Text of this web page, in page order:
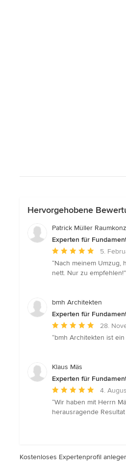
Hervorgehobene
Patrick Müller
Experten für
Durchschnittliche
Bewertung:
5
Sternen
5.
“Nach meinem
nett. Nur zu empfehlen!”
bmh Architekten
Experten für
Durchschnittliche
Bewertung:
5
28.
“bmh Architekten ist
Klaus Mäs
Experten für
Durchschnittliche
Bewertung:
5
4.
“Wir haben mit Herrn
herausragende
Kostenloses Expertenprofil